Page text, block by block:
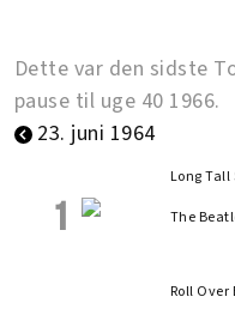
Dette var den sidste
pause til uge 40 1966.
23. juni 1964
1
Long Tall
The
Roll Over